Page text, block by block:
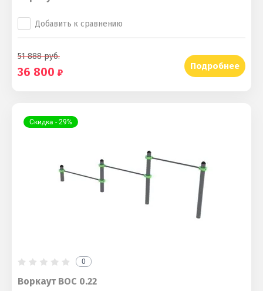
Добавить к сравнению
51 888руб.
36 800 Подробнее
Скидка - 29%
0
Воркаут ВОС 0.22